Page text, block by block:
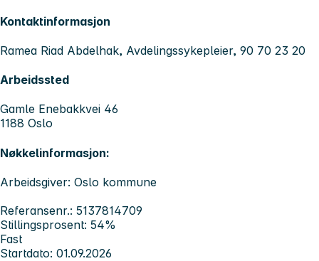
Kontaktinformasjon
Ramea Riad Abdelhak, Avdelingssykepleier, 90 70 23 20
Arbeidssted
Gamle Enebakkvei 46
1188 Oslo
Nøkkelinformasjon:
Arbeidsgiver: Oslo kommune
Referansenr.: 5137814709
Stillingsprosent: 54%
Fast
Startdato: 01.09.2026